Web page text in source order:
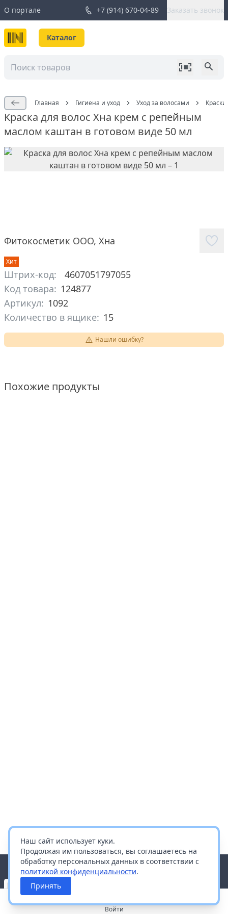
О портале +7 (914) 670-04-89 Заказать звонок
Каталог
Главная Гигиена и уход Уход за волосами
Краска для волос Хна крем с репейным
маслом каштан в готовом виде 50 мл
Фитокосметик ООО, Хна
Хит
Штрих-код:
4607051797055
Код товара: 124877
Артикул: 1092
Количество в ящике: 15
Нашли ошибку?
Похожие продукты
Наш сайт использует куки.
Продолжая им пользоваться, вы соглашаетесь на
обработку персональных данных в соответствии с
политикой конфиденциальности.
Принять
Войти